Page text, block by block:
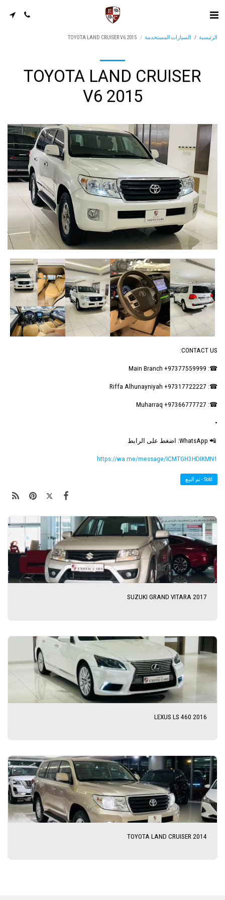
الرئيسية السيارات المستخدمة TOYOTA LAND CRUISER V6 2015
TOYOTA LAND CRUISER
V6 2015
CONTACT US:
☎: Main Branch +97377559999
☎: Riffa Alhunayniyah +97317722227
☎: Muharraq +97366777727
•
📲 WhatsApp: اضغط على الرابط
https://wa.me/message/ICMTGH3HDIKMN1
Sold - تم البيع
SUZUKI GRAND VITARA 2017
LEXUS LS 460 2016
TOYOTA LAND CRUISER 2014